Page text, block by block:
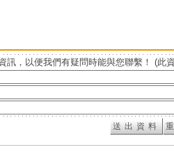
訊，以便我們有疑問時能與您聯繫！ (此